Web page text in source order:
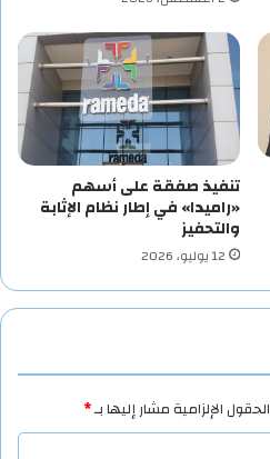
تنفيذ صفقة على أسهم
«راميدا» في إطار نظام الإثابة
والتحفيز
12 يوليو، 2026
الحقول الإلزامية مشار إليها بـ*